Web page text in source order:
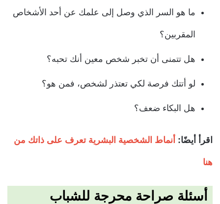
ما هو السر الذي وصل إلى علمك عن أحد الأشخاص
المقربين؟
هل تتمنى أن تخبر شخص معين أنك تحبه؟
لو أتتك فرصة لكي تعتذر لشخص، فمن هو؟
هل البكاء ضعف؟
اقرأ أيضًا: أنماط الشخصية البشرية تعرف على ذاتك من
هنا
أسئلة صراحة محرجة للشباب